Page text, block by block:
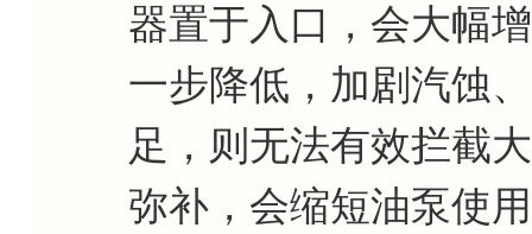
器置于入口，会大幅
一步降低，加剧汽蚀
足，则无法有效拦截
弥补，会缩短油泵使